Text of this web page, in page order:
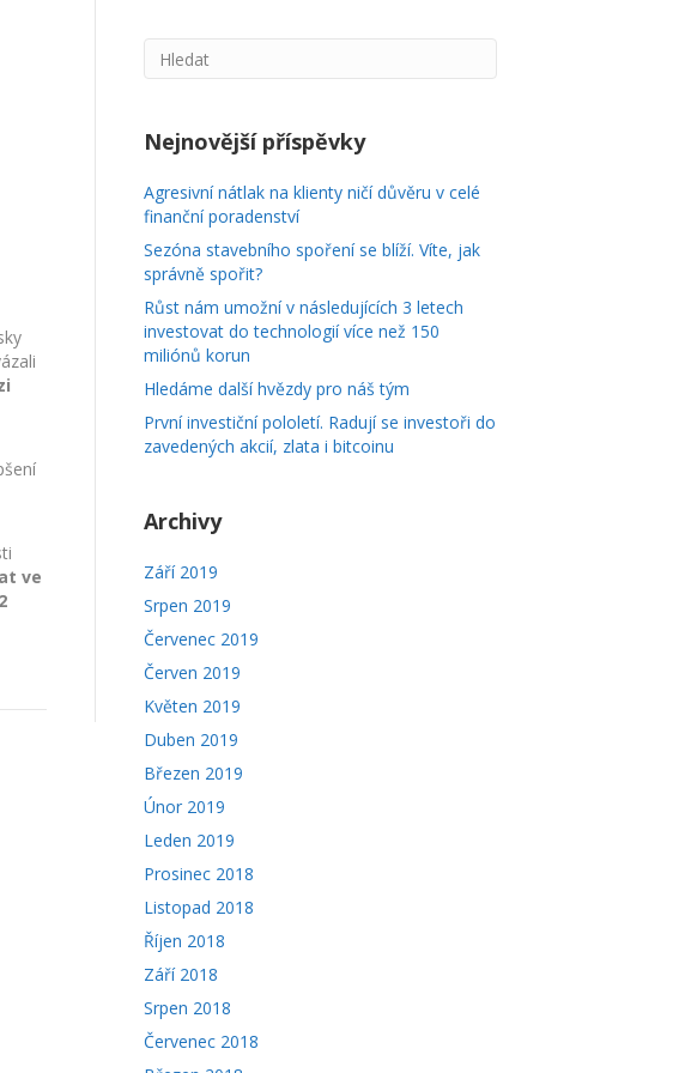
ve
Nejnovější příspěvky
Agresivní nátlak na klienty ničí důvěru v celé
finanční poradenství
Sezóna stavebního spoření se blíží. Víte, jak
správně spořit?
Růst nám umožní v následujících 3 letech
investovat do technologií více než 150
miliónů korun
Hledáme další hvězdy pro náš tým
První investiční pololetí. Radují se investoři do
zavedených akcií, zlata i bitcoinu
Archivy
Září 2019
Srpen 2019
Červenec 2019
Červen 2019
Květen 2019
Duben 2019
Březen 2019
Únor 2019
Leden 2019
Prosinec 2018
Listopad 2018
Říjen 2018
Září 2018
Srpen 2018
Červenec 2018